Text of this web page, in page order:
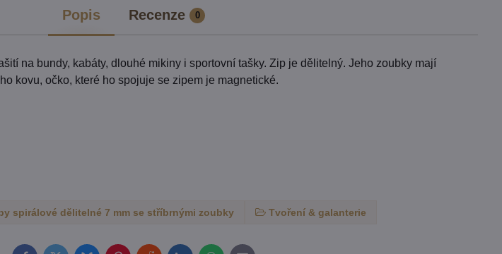
Popis Recenze 0
na bundy, kabáty, dlouhé mikiny i sportovní tašky. Zip je dělitelný. Jeho zoubky mají
kovu, očko, které ho spojuje se zipem je magnetické.
spirálové dělitelné 7 mm se stříbrnými zoubky Tvoření & galanterie